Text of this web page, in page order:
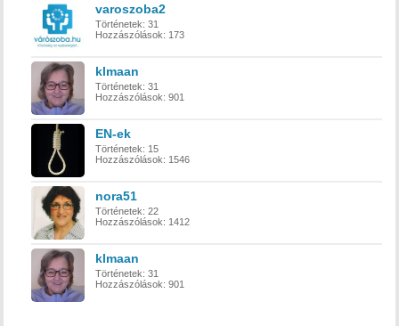
varoszoba2
Történetek: 31
Hozzászólások: 173
klmaan
Történetek: 31
Hozzászólások: 901
EN-ek
Történetek: 15
Hozzászólások: 1546
nora51
Történetek: 22
Hozzászólások: 1412
klmaan
Történetek: 31
Hozzászólások: 901